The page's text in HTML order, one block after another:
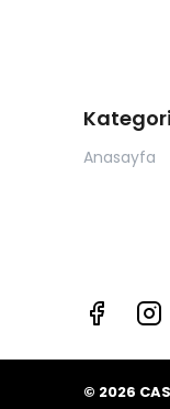
Anasayfa
© 2026